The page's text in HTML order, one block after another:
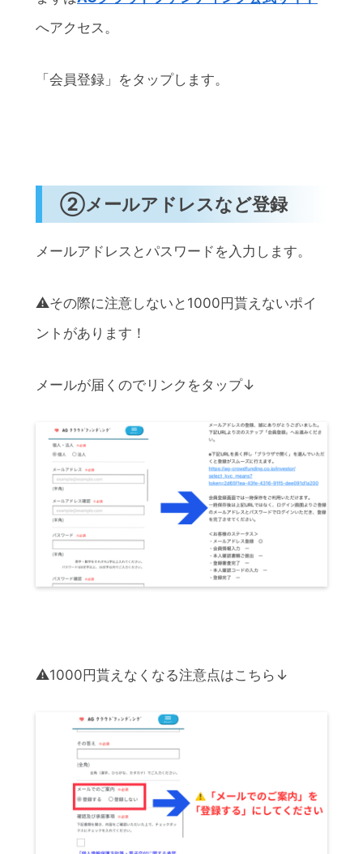
へアクセス。
「会員登録」をタップします。
②メールアドレスなど登録
メールアドレスとパスワードを入力します。
⚠️その際に注意しないと1000円貰えないポイ
ントがあります！
メールが届くのでリンクをタップ↓
⚠️1000円貰えなくなる注意点はこちら↓